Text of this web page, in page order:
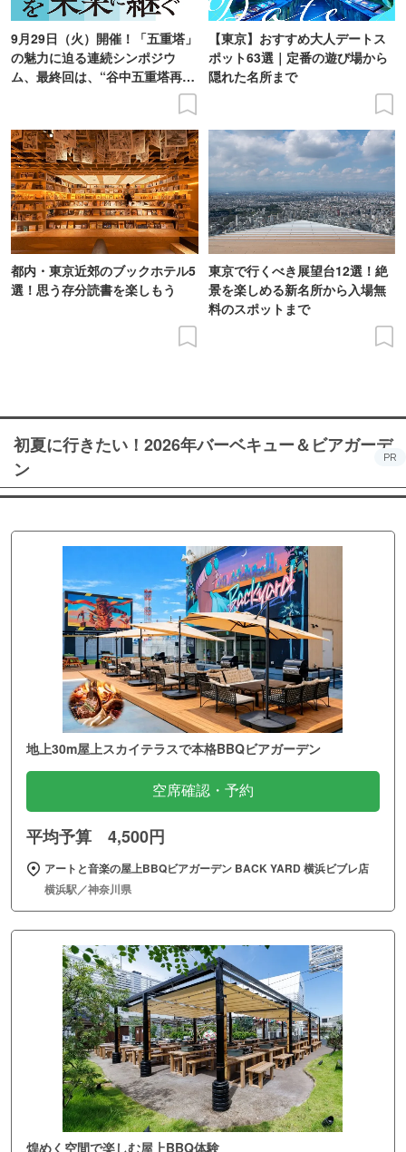
9月29日（火）開催！「五重塔」
の魅力に迫る連続シンポジウ
ム、最終回は、“谷中五重塔再建
【東京】おすすめ大人デートス
ポット63選｜定番の遊び場から
隠れた名所まで
都内・東京近郊のブックホテル5
選！思う存分読書を楽しもう
東京で行くべき展望台12選！絶
景を楽しめる新名所から入場無
料のスポットまで
初夏に行きたい！2026年バーベキュー＆ビアガーデ
ン
PR
地上30m屋上スカイテラスで本格BBQビアガーデン
空席確認・予約
平均予算 4,500円
アートと音楽の屋上BBQビアガーデン BACK YARD 横浜ビブレ店
横浜駅／神奈川県
煌めく空間で楽しむ屋上BBQ体験